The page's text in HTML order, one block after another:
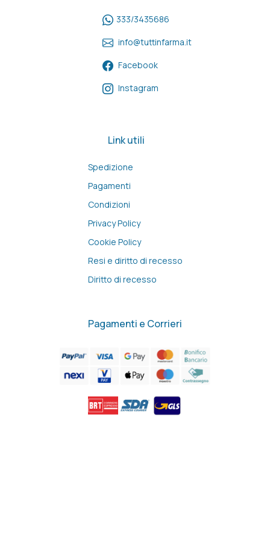
333/3435686
info@tuttinfarma.it
Facebook
Instagram
Link utili
Spedizione
Pagamenti
Condizioni
Privacy Policy
Cookie Policy
Resi e diritto di recesso
Diritto di recesso
Pagamenti e Corrieri